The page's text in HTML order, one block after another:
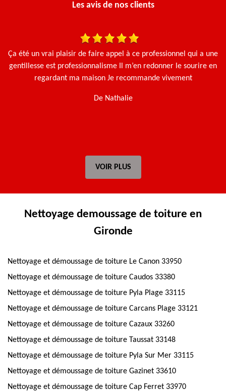
Les avis de nos clients
J'ai fait appel à cette entreprise pour un nettoyage de toiture et
un démoussage, et je suis extrêmement satisfait du résultat. Le
travail a été réalisé avec soin, efficacité et professionnalisme.
ponctuelle, courtoise et à l'écoute. Je recommande vivement
VOIR PLUS
Nettoyage demoussage de toiture en
Gironde
Nettoyage et démoussage de toiture Le Canon 33950
Nettoyage et démoussage de toiture Caudos 33380
Nettoyage et démoussage de toiture Pyla Plage 33115
Nettoyage et démoussage de toiture Carcans Plage 33121
Nettoyage et démoussage de toiture Cazaux 33260
Nettoyage et démoussage de toiture Taussat 33148
Nettoyage et démoussage de toiture Pyla Sur Mer 33115
Nettoyage et démoussage de toiture Gazinet 33610
Nettoyage et démoussage de toiture Cap Ferret 33970